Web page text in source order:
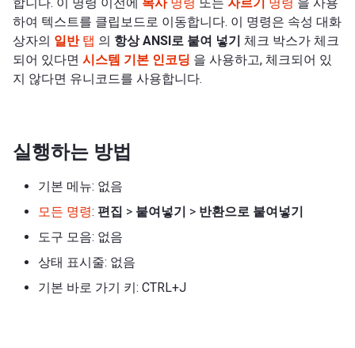
하여 텍스트를 클립보드로 이동합니다. 이 명령은 속성 대화
상자의 일반탭 의 항상 ANSI로 붙여 넣기 체크 박스가 체크
되어 있다면 시스템 기본 인코딩 을 사용하고, 체크되어 있
지 않다면 유니코드를 사용합니다.
실행하는 방법
기본 메뉴: 없음
모든 명령: 편집 > 붙여넣기 > 반환으로 붙여넣기
도구 모음: 없음
상태 표시줄: 없음
기본 바로 가기 키: CTRL+J